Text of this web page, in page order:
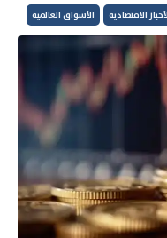
الاقتصادية الأسواق العالمية